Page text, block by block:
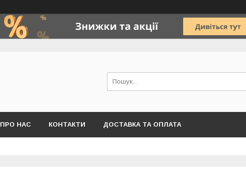
ПРО НАС КОНТАКТИ ДОСТАВКА ТА ОПЛАТА